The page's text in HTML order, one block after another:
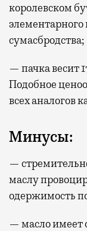
королевском
элементарного
сумасбродства;
— пачка весит
Подобное
всех аналогов
Минусы:
—
маслу
одержимость
— масло имеет